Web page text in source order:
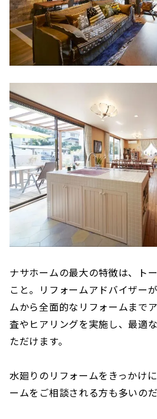
ナサホームの最大の特徴は、ト
こと。リフォームアドバイザー
ムから全面的なリフォームまで
査やヒアリングを実施し、最適
ただけます。
水廻りのリフォームをきっかけ
ームをご相談される方も多いのだ